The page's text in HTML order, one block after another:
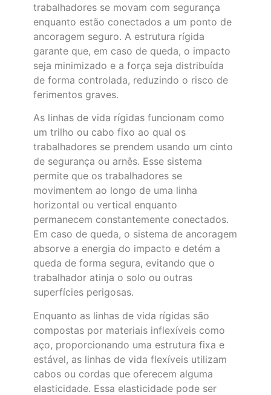
trabalhadores se movam com segurança
enquanto estão conectados a um ponto de
ancoragem seguro. A estrutura rígida
garante que, em caso de queda, o impacto
seja minimizado e a força seja distribuída
de forma controlada, reduzindo o risco de
ferimentos graves.
As linhas de vida rígidas funcionam como
um trilho ou cabo fixo ao qual os
trabalhadores se prendem usando um cinto
de segurança ou arnês. Esse sistema
permite que os trabalhadores se
movimentem ao longo de uma linha
horizontal ou vertical enquanto
permanecem constantemente conectados.
Em caso de queda, o sistema de ancoragem
absorve a energia do impacto e detém a
queda de forma segura, evitando que o
trabalhador atinja o solo ou outras
superfícies perigosas.
Enquanto as linhas de vida rígidas são
compostas por materiais inflexíveis como
aço, proporcionando uma estrutura fixa e
estável, as linhas de vida flexíveis utilizam
cabos ou cordas que oferecem alguma
elasticidade. Essa elasticidade pode ser